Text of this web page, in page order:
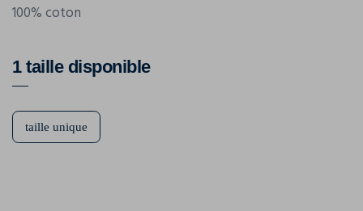
100% coton
1 taille disponible
taille unique